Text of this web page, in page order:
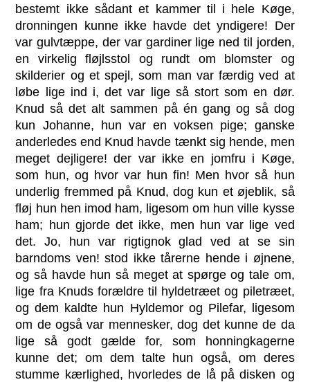
bestemt ikke sådant et kammer til i hele Køge,
dronningen kunne ikke havde det yndigere! Der
var gulvtæppe, der var gardiner lige ned til jorden,
en virkelig fløjlsstol og rundt om blomster og
skilderier og et spejl, som man var færdig ved at
løbe lige ind i, det var lige så stort som en dør.
Knud så det alt sammen på én gang og så dog
kun Johanne, hun var en voksen pige; ganske
anderledes end Knud havde tænkt sig hende, men
meget dejligere! der var ikke en jomfru i Køge,
som hun, og hvor var hun fin! Men hvor så hun
underlig fremmed på Knud, dog kun et øjeblik, så
fløj hun hen imod ham, ligesom om hun ville kysse
ham; hun gjorde det ikke, men hun var lige ved
det. Jo, hun var rigtignok glad ved at se sin
barndoms ven! stod ikke tårerne hende i øjnene,
og så havde hun så meget at spørge og tale om,
lige fra Knuds forældre til hyldetræet og piletræet,
og dem kaldte hun Hyldemor og Pilefar, ligesom
om de også var mennesker, dog det kunne de da
lige så godt gælde for, som honningkagerne
kunne det; om dem talte hun også, om deres
stumme kærlighed, hvorledes de lå på disken og